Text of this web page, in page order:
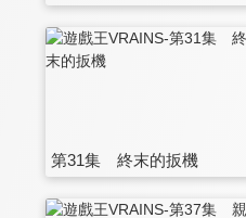
第31集 終末的扳機